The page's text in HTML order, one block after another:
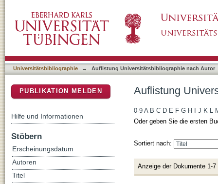
Universitätsbibliographie → Auflistung Universitätsbibliographie nach Autor
Auflistung
0-9 A B C D E F G H J K L
Oder geben Sie die ersten
Sortiert nach:
Anzeige der Dokumente 1-7
PUBLIKATION MELDEN
Hilfe und Informationen
Stöbern
Erscheinungsdatum
Autoren
Titel